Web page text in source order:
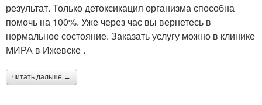
результат. Только детоксикация организма способна
помочь на 100%. Уже через час вы вернетесь в
нормальное состояние. Заказать услугу можно в клинике
МИРА в Ижевске .
читать дальше →